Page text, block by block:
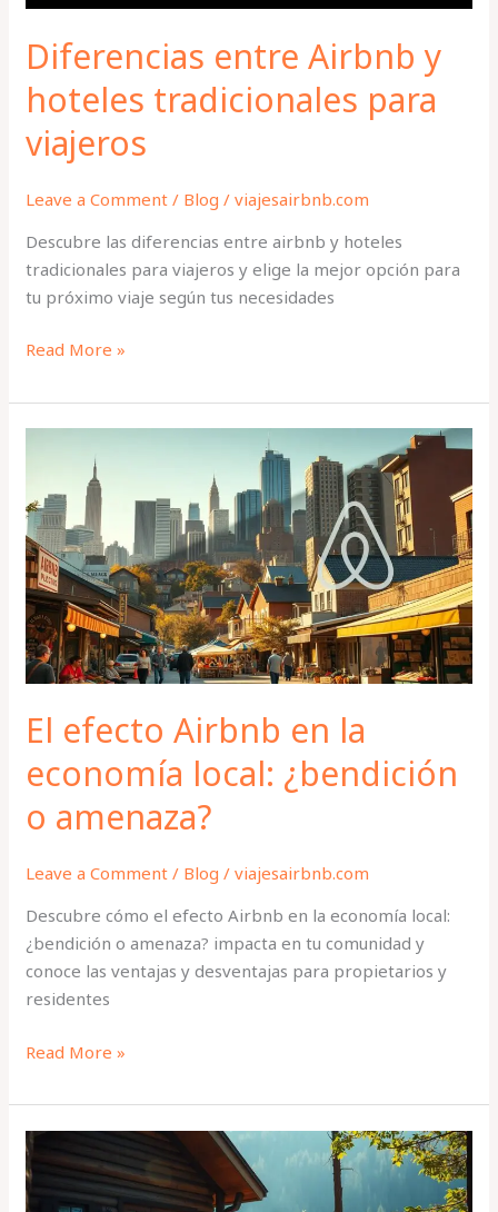
Diferencias entre Airbnb y
hoteles tradicionales para
viajeros
Leave a Comment / Blog /viajesairbnb.com
Descubre las diferencias entre airbnb y hoteles
tradicionales para viajeros y elige la mejor opción para
tu próximo viaje según tus necesidades
Read More »
El efecto Airbnb en la
economía local: ¿bendición
o amenaza?
Leave a Comment / Blog /viajesairbnb.com
Descubre cómo el efecto Airbnb en la economía local:
¿bendición o amenaza? impacta en tu comunidad y
conoce las ventajas y desventajas para propietarios y
residentes
Airbnb
en
la
economía
local:
¿bendición
o
amenaza?
Read More »
Airbnb
vs.
hoteles